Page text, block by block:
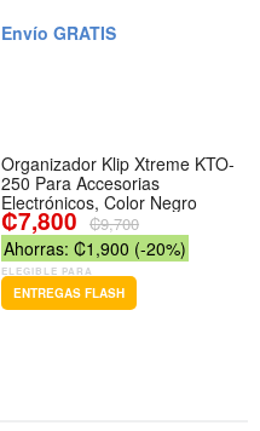
Envío GRATIS
Organizador Klip Xtreme KTO-
250 Para Accesorias
Electrónicos, Color Negro
₡7,800 ₡9,700
Ahorras: ₡1,900 (-20%)
ELEGIBLE PARA
ENTREGAS FLASH